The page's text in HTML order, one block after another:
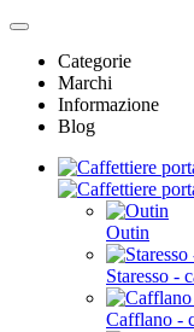
Categorie
Marchi
Informazione
Blog
Outin
Staresso -
Cafflano -